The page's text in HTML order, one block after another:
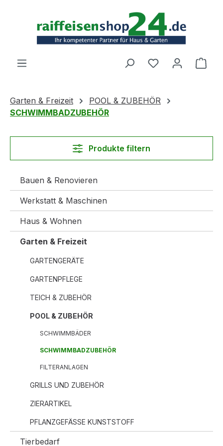
Garten & Freizeit
POOL & ZUBEHÖR
SCHWIMMBADZUBEHÖR
Produkte filtern
Bauen & Renovieren
Werkstatt & Maschinen
Haus & Wohnen
Garten & Freizeit
GARTENGERÄTE
GARTENPFLEGE
TEICH & ZUBEHÖR
POOL & ZUBEHÖR
SCHWIMMBÄDER
SCHWIMMBADZUBEHÖR
FILTERANLAGEN
GRILLS UND ZUBEHÖR
ZIERARTIKEL
PFLANZGEFÄSSE KUNSTSTOFF
Tierbedarf